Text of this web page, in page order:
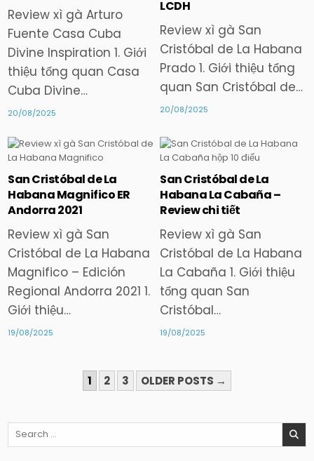
Review xì gà Arturo
Fuente Casa Cuba
Divine Inspiration 1. Giới
thiệu tổng quan Casa
Cuba Divine…
20/08/2025
LCDH
Review xì gà San
Cristóbal de La Habana
Prado 1. Giới thiệu tổng
quan San Cristóbal de…
20/08/2025
Posted
in
San Cristóbal de La
Habana Magnifico ER
Andorra 2021
Review xì gà San
Cristóbal de La Habana
Magnifico – Edición
Regional Andorra 2021 1.
Giới thiệu…
19/08/2025
Posted
in
San Cristóbal de La
Habana La Cabaña –
Review chi tiết
Review xì gà San
Cristóbal de La Habana
La Cabaña 1. Giới thiệu
tổng quan San
Cristóbal…
19/08/2025
BÀI
VIẾT
1 2 3 OLDER POSTS →
Search